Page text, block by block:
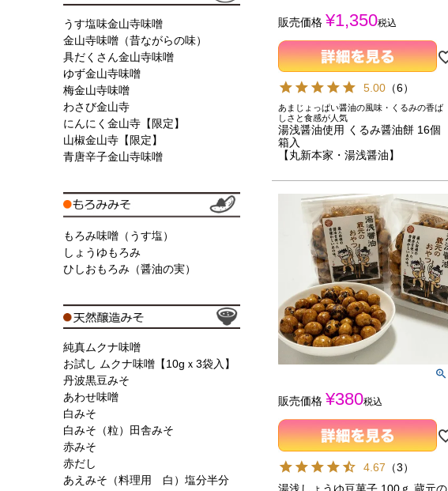
うす塩味金山寺味噌
金山寺味噌（昔ながらの味）
具だくさん金山寺味噌
ゆず金山寺味噌
梅金山寺味噌
わさび金山寺
にんにく金山寺【限定】
山椒金山寺【限定】
青唐辛子金山寺味噌
もろみ味噌（うす塩）
しょうゆもろみ
ひしおもろみ（醤油の実）
純真ムクナ味噌
お試し ムクナ味噌【10gｘ3袋入】
丹波黒豆みそ
あわせ味噌
白みそ
白みそ（粒）田舎みそ
赤みそ
赤だし
あえみそ（料理用 白）塩分半分
販売価格 ¥1,350税込
5.00 （6）
あまじょっぱい醤油の風味・くるみの香ば
しさと食感が人気
湯浅醤油使用 くるみ醤油餅 16個
箱入
【丸新本家・湯浅醤油】
販売価格 ¥380税込
4.67 （3）